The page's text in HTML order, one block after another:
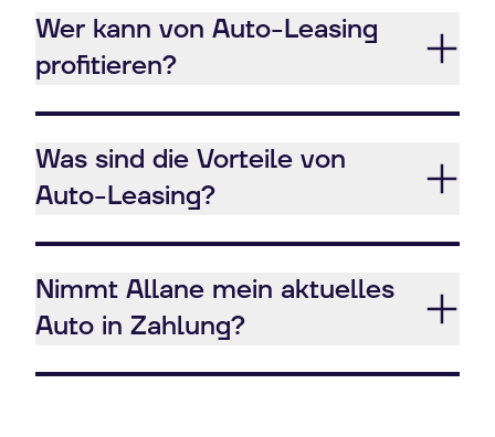
Wer kann von Auto-Leasing
profitieren?
Was sind die Vorteile von
Auto-Leasing?
Nimmt Allane mein aktuelles
Auto in Zahlung?